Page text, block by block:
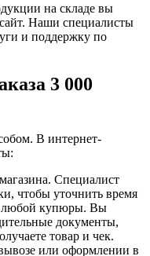
на складе вы
Наши специалисты
и поддержку по
3 000
В интернет-
Специалист
чтобы уточнить время
любой купюры. Вы
документы,
товар и чек.
или оформлении в